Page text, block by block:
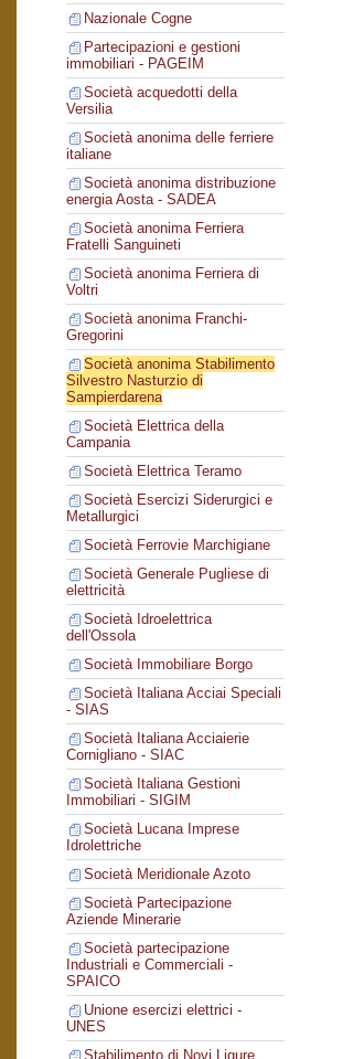
Nazionale Cogne
Partecipazioni e gestioni
immobiliari - PAGEIM
Società acquedotti della
Versilia
Società anonima delle ferriere
italiane
Società anonima distribuzione
energia Aosta - SADEA
Società anonima Ferriera
Fratelli Sanguineti
Società anonima Ferriera di
Voltri
Società anonima Franchi-
Gregorini
Società anonima Stabilimento
Silvestro Nasturzio di
Sampierdarena
Società Elettrica della
Campania
Società Elettrica Teramo
Società Esercizi Siderurgici e
Metallurgici
Società Ferrovie Marchigiane
Società Generale Pugliese di
elettricità
Società Idroelettrica
dell'Ossola
Società Immobiliare Borgo
Società Italiana Acciai Speciali
- SIAS
Società Italiana Acciaierie
Cornigliano - SIAC
Società Italiana Gestioni
Immobiliari - SIGIM
Società Lucana Imprese
Idrolettriche
Società Meridionale Azoto
Società Partecipazione
Aziende Minerarie
Società partecipazione
Industriali e Commerciali -
SPAICO
Unione esercizi elettrici -
UNES
Stabilimento di Novi Ligure